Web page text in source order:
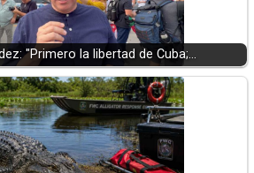
"Primero la libertad de Cuba;…